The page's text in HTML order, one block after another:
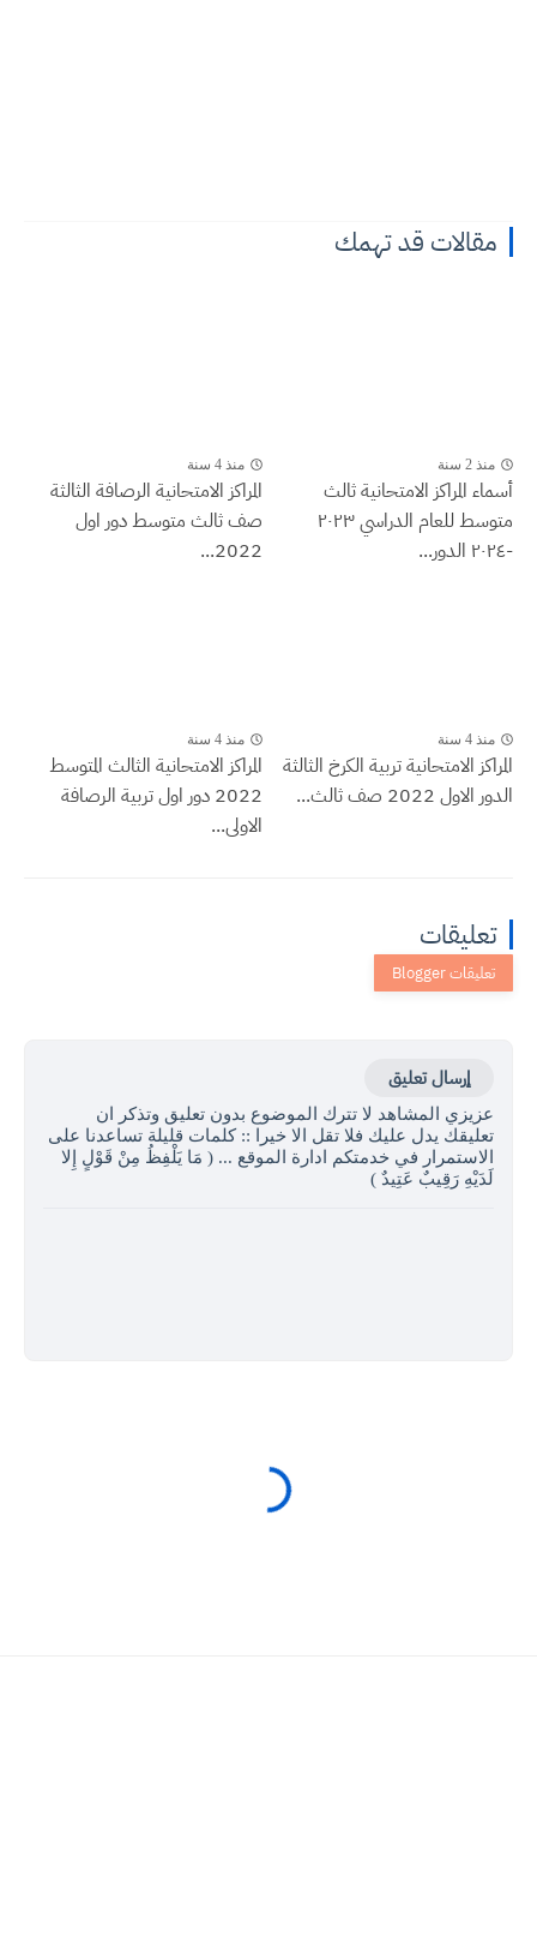
مقالات قد تهمك
منذ 2 سنة
أسماء المراكز الامتحانية ثالث
متوسط للعام الدراسي ٢٠٢٣
-٢٠٢٤ الدور...
منذ 4 سنة
المراكز الامتحانية الرصافة الثالثة
صف ثالث متوسط دور اول
2022...
منذ 4 سنة
المراكز الامتحانية تربية الكرخ الثالثة
الدور الاول 2022 صف ثالث...
منذ 4 سنة
المراكز الامتحانية الثالث المتوسط
2022 دور اول تربية الرصافة
الاولى...
تعليقات
إرسال تعليق
عزيزي المشاهد لا تترك الموضوع بدون تعليق وتذكر ان
تعليقك يدل عليك فلا تقل الا خيرا :: كلمات قليلة تساعدنا على
الاستمرار في خدمتكم ادارة الموقع ... ( مَا يَلْفِظُ مِنْ قَوْلٍ إِلا
لَدَيْهِ رَقِيبٌ عَتِيدٌ )